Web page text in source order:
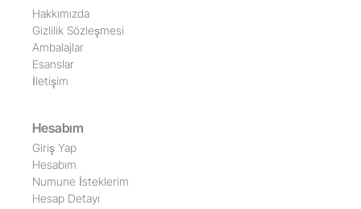
Hakkımızda
Gizlilik Sözleşmesi
Ambalajlar
Esanslar
İletişim
Hesabım
Giriş Yap
Hesabım
Numune İsteklerim
Hesap Detayı